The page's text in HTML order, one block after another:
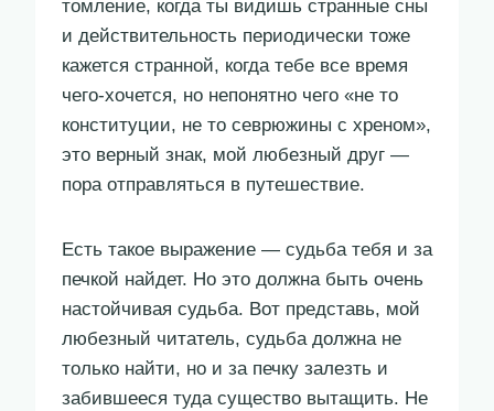
томление, когда ты видишь странные сны
и действительность периодически тоже
кажется странной, когда тебе все время
чего-хочется, но непонятно чего «не то
конституции, не то севрюжины с хреном»,
это верный знак, мой любезный друг —
пора отправляться в путешествие.
Есть такое выражение — судьба тебя и за
печкой найдет. Но это должна быть очень
настойчивая судьба. Вот представь, мой
любезный читатель, судьба должна не
только найти, но и за печку залезть и
забившееся туда существо вытащить. Не